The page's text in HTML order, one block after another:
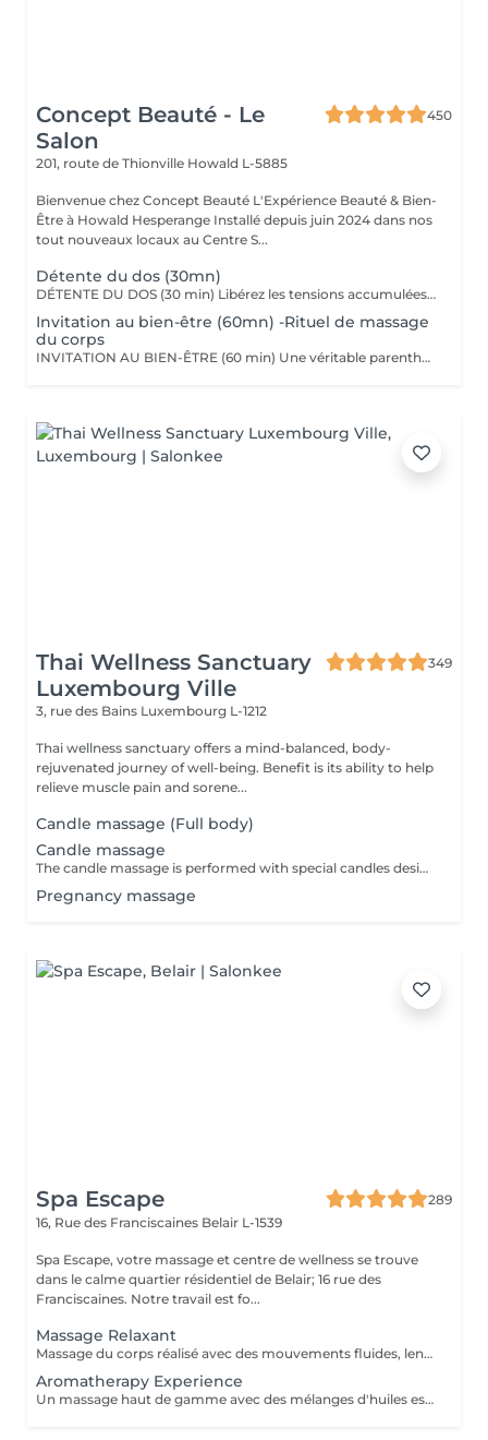
Concept Beauté - Le
Salon
450
201, route de Thionville Howald L-5885
Bienvenue chez Concept Beauté L'Expérience Beauté & Bien-
Être à Howald Hesperange Installé depuis juin 2024 dans nos
tout nouveaux locaux au Centre S...
Détente du dos (30mn)
DÉTENTE DU DOS (30 min) Libérez les tensions accumulées avec ce massage ciblé du dos, des épaules et de la nuque. Grâce à des manuvres profondes et enveloppantes, ce soin soulage les tensions musculaires, améliore la circulation et procure une sensation immédiate de relaxation. Nous utilisons les huiles aromatiques Comfort Zone, riches en extraits naturels apaisants, pour nourrir la peau tout en offrant un véritable moment de lâcher-prise. Comfort Zone, marque italienne de soins haut de gamme, allie science et nature pour offrir des produits efficaces, sensoriels et respectueux de l'environnement. Formulés avec des ingrédients d'origine naturelle et issus de l'agriculture régénérative, sans silicones ni parabènes, leurs produits garantissent une expérience bien-être complète, tout en respectant votre peau et la planète.
Invitation au bien-être (60mn) -Rituel de massage
du corps
INVITATION AU BIEN-ÊTRE (60 min) Une véritable parenthèse de relaxation avec un massage complet du corps qui harmonise les énergies et procure une détente profonde. Grâce à des mouvements fluides et enveloppants, ce soin relâche les tensions musculaires, apaise le mental et redonne vitalité et sérénité. Nous utilisons les huiles et baumes sensoriels Comfort Zone, enrichis en huiles essentielles et ingrédients issus de l'agriculture régénérative, pour une expérience à la fois relaxante et écoresponsable.
Thai Wellness Sanctuary
Luxembourg Ville
349
3, rue des Bains Luxembourg L-1212
Thai wellness sanctuary offers a mind-balanced, body-
rejuvenated journey of well-being. Benefit is its ability to help
relieve muscle pain and sorene...
Candle massage (Full body)
Candle massage
The candle massage is performed with special candles designed to be only for massage This massage is perfect for relaxing your back muscles and your skin warming up your body to be deep relaxing by the senses of the smell
Pregnancy massage
Spa Escape
289
16, Rue des Franciscaines Belair L-1539
Spa Escape, votre massage et centre de wellness se trouve
dans le calme quartier résidentiel de Belair; 16 rue des
Franciscaines. Notre travail est fo...
Massage Relaxant
Massage du corps réalisé avec des mouvements fluides, lents et enveloppants qui avec une pression légère, vous offrira une détente profonde du corps et de l'esprit. Ce soin commence par un rafraîchissement stimulant des pieds pour favoriser la circulation sanguine et la relaxation. Pression légère à médium
Aromatherapy Experience
Un massage haut de gamme avec des mélanges d'huiles essentielles bio pour vous relaxer et vous revitaliser. Les techniques de massage et les huiles sont soigneusement sélectionnés et adaptés à chaque personne selon vos besoins spécifiques.Ce soin commence par un rafraîchissement stimulant des pieds pour favoriser la circulation sanguine et la relaxation.